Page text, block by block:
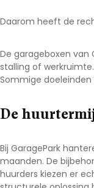
Daarom heeft de
De garageboxen van
stalling of
Sommige
De
Bij GaragePark
maanden. De
huurders kiezen er